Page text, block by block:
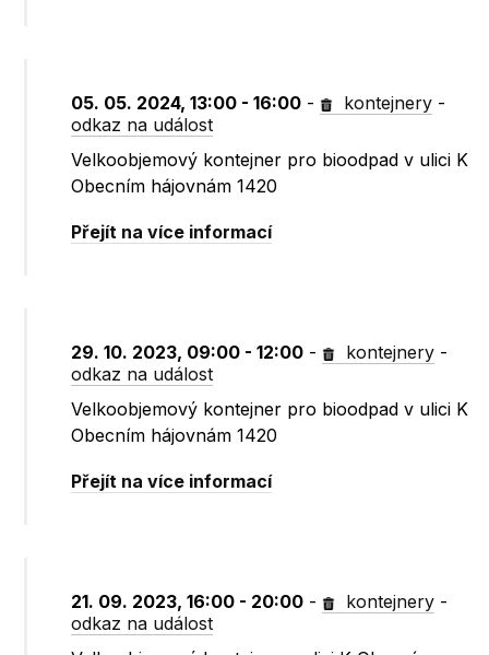
05. 05. 2024, 13:00 - 16:00 - kontejnery -
odkaz na událost
Velkoobjemový kontejner pro bioodpad v ulici K
Obecním hájovnám 1420
Přejít na více informací
29. 10. 2023, 09:00 - 12:00 - kontejnery -
odkaz na událost
Velkoobjemový kontejner pro bioodpad v ulici K
Obecním hájovnám 1420
Přejít na více informací
21. 09. 2023, 16:00 - 20:00 - kontejnery -
odkaz na událost